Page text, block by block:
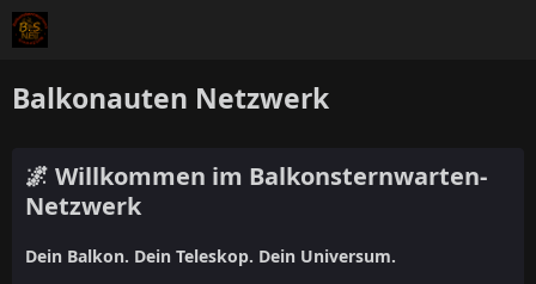
Balkonauten Netzwerk
🌌 Willkommen im Balkonsternwarten-
Netzwerk
Dein Balkon. Dein Teleskop. Dein Universum.